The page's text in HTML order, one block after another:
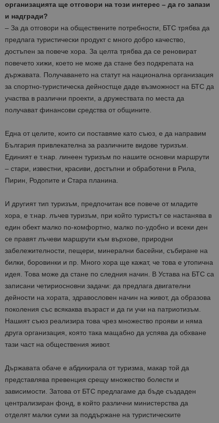
организацията ще отговори на този интерес – да го запази
и надгради?
– За да отговори на обществените потребности, БТС трябва да
предлага туристически продукт с много добро качество,
достъпен за повече хора. За целта трябва да се реновират
повечето хижи, което не може да стане без подкрепата на
държавата. Получаването на статут на национална организация
за спортно-туристическа дейностще даде възможност на БТС да
участва в различни проекти, а дружествата по места да
получават финансови средства от общините.
Една от целите, които си поставяме като съюз, е да направим
България привлекателна за различните видове туризъм.
Единият е т.нар. линеен туризъм по нашите основни маршрути
– стари, известни, красиви, достъпни и обработени в Рила,
Пирин, Родопите и Стара планина.
И другият тип туризъм, предпочитан все повече от младите
хора, е т.нар. лъчев туризъм, при който туристът се настанява в
един обект малко по-комфортно, малко по-удобно и всеки ден
се правят лъчеви маршрути към върхове, природни
забележителности, пещери, минерални басейни, събиране на
билки, боровинки и пр. Много хора ще кажат, че това е утопична
идея. Това може да стане по следния начин. В Устава на БТС са
записани четириосновни задачи: да предлага двигателни
дейности на хората, здравословен начин на живот, да образова
поколения със всякаква възраст и да ги учи на патриотизъм.
Нашият съюз реализира това чрез множество прояви и няма
друга организация, която така мащабно да успява да обхване
тази част на обществения живот.
Държавата обаче е абдикирала от туризма, макар той да
представлява превенция срещу множество болести и
зависимости. Затова от БТС предлагаме да бъде създаден
централизиран фонд, в който различни министерства да
отделят малки суми за поддържане на туристическите